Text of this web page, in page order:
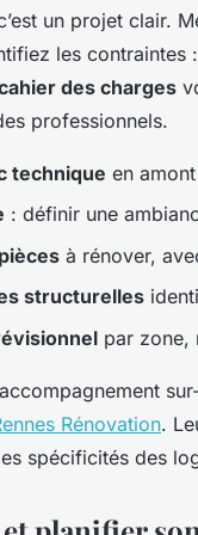
un projet clair.
les contraintes
des charges
professionnels.
technique en
: définir une
à rénover,
structurelles
par zone,
Rénovation.
spécificités des